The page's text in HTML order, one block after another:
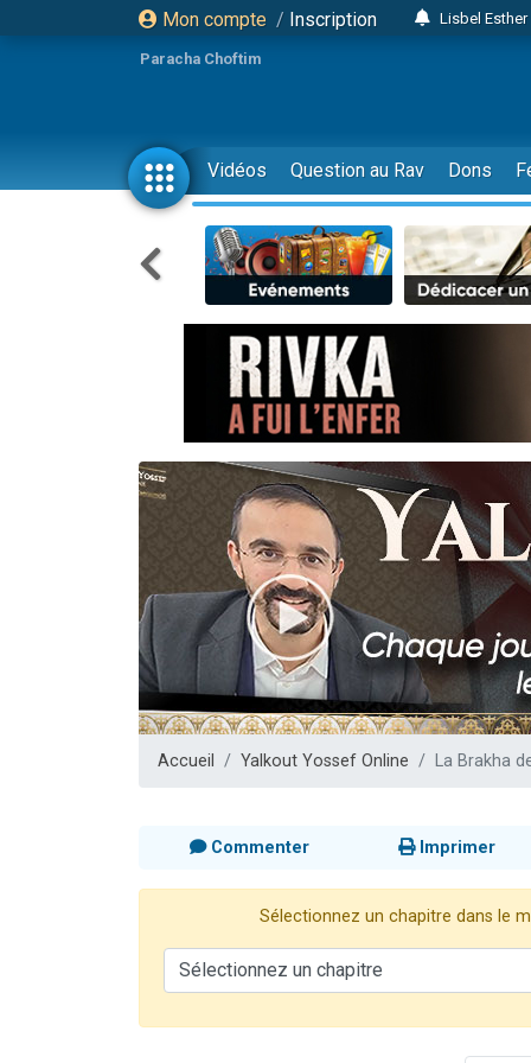
Mon compte / Inscription
Lisbel
3
Il reste
2 personnes
29
Il reste
2
4 personnes
17
Il reste
Eva vient
4
3 personnes
3
Paracha Choftim
Vidéos Question au Rav Dons
Accueil Yalkout Yossef Online La Brakha
Commenter Imprimer
Sélectionnez un chapitre dans le